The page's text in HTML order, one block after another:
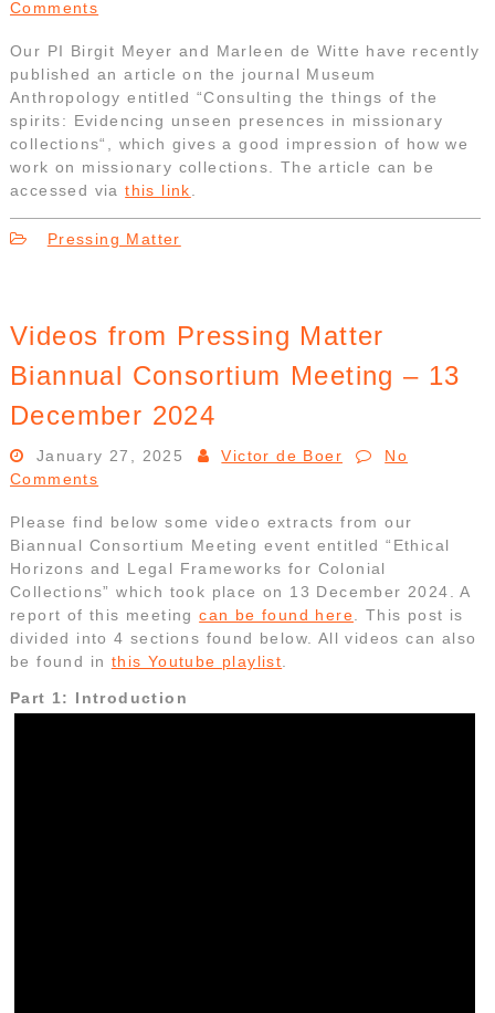
Comments
Our PI Birgit Meyer and Marleen de Witte have recently
published an article on the journal Museum
Anthropology entitled “Consulting the things of the
spirits: Evidencing unseen presences in missionary
collections“, which gives a good impression of how we
work on missionary collections. The article can be
accessed viathis link.
Pressing Matter
Videos from Pressing Matter
Biannual Consortium Meeting – 13
December 2024
January 27, 2025 Victor de Boer
No
Comments
Please find below some video extracts from our
Biannual Consortium Meeting event entitled “Ethical
Horizons and Legal Frameworks for Colonial
Collections” which took place on 13 December 2024. A
report of this meetingcan be found here. This post is
divided into 4 sections found below. All videos can also
be found in this Youtube playlist.
Part 1: Introduction